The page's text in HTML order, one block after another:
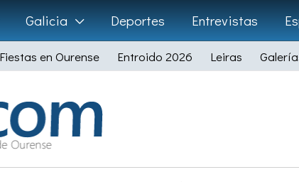
Galicia Deportes Entrevistas
Fiestas en Ourense Entroido 2026 Leiras